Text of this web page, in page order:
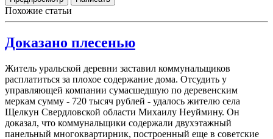
Похожие статьи
Доказано плесенью
Житель уральской деревни заставил коммунальщиков
расплатиться за плохое содержание дома. Отсудить у
управляющей компании сумасшедшую по деревенским
меркам сумму - 720 тысяч рублей - удалось жителю села
Щелкун Свердловской области Михаилу Неуймину. Он
доказал, что коммунальщики содержали двухэтажный
панельный многоквартирник, построенный еще в советские